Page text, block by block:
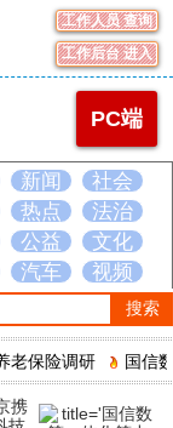
工作人员 查询
工作后台 进入
PC端
新闻
社会
热点
法治
公益
文化
汽车 视频
搜索
险调研 国信数算一